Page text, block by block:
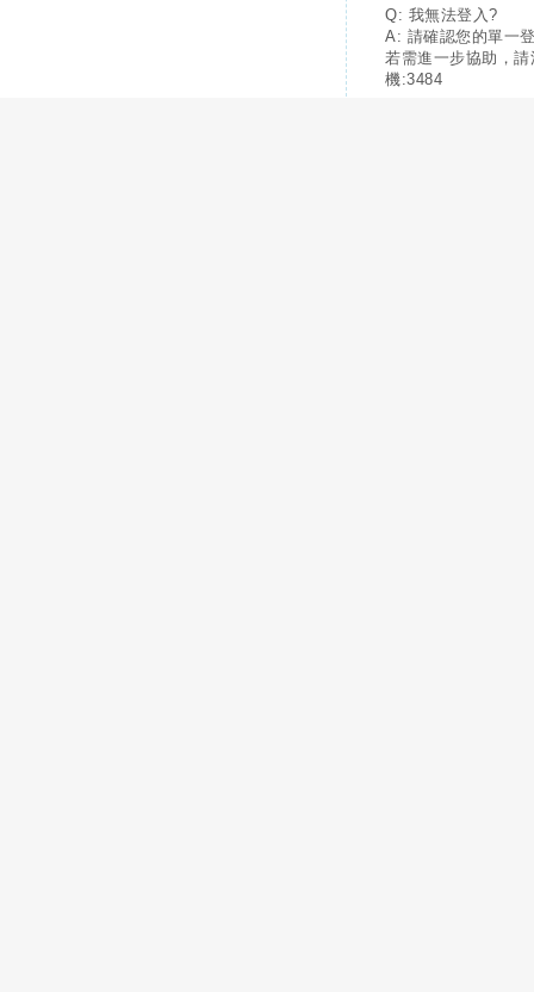
Q: 我無法登入?
A: 請確認您的單一
若需進一步協助，
機:3484